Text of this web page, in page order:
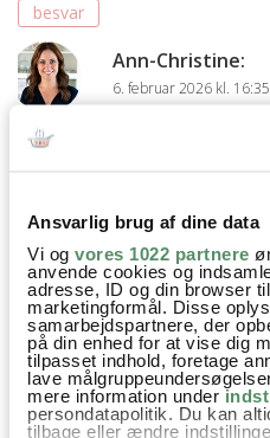
Ansvarlig brug af dine data
Vi og vores 1022 partnere
anvende cookies og
adresse, ID og din browser
marketingformål. Disse
samarbejdspartnere, der
på din enhed for at vise dig
tilpasset indhold, foretage
lave
mere information under
persondatapolitik. Du kan
tilbage eller ændre
besvar
Ann-Christine:
6. februar 2026 kl. 16:35
besvar
Karin Lund:
28. januar 2026 kl. 15:41
Hmmm….Man pisker da ikke
elpisker. Den kraftige